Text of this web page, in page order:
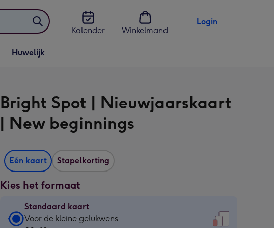
Kalender
Winkelmand
Login
Vervolgkeuzelijst
Huwelijk openen
Huwelijk
Bright Spot | Nieuwjaarskaart
| New beginnings
Eén kaart Stapelkorting
Kies het formaat
Standaard kaart
Standaard
Voor de kleine gelukwens